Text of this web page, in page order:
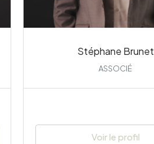
Stéphane Brunet
ASSOCIÉ
Voir le profil